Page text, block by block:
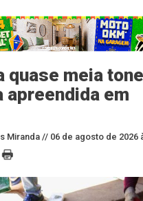
quase meia
apreendida em
Miranda // 06 de agosto de 2026